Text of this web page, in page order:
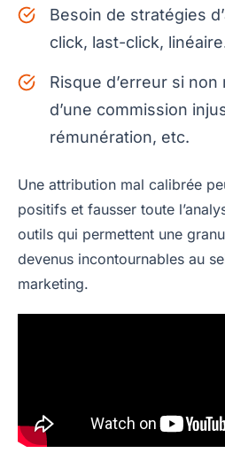
Besoin de stratégies
click, last-click,
Risque d’erreur si
d’une commission
rémunération, etc.
Une attribution mal calibrée
positifs et fausser toute
outils qui permettent une
devenus incontournables au
marketing.